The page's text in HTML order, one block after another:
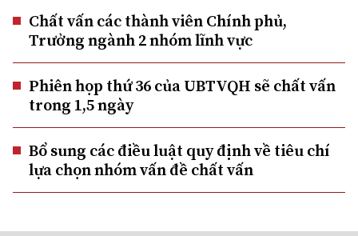
Chất vấn các thành viên Chính phủ,
Trưởng ngành 2 nhóm lĩnh vực
Phiên họp thứ 36 của UBTVQH sẽ chất vấn
trong 1,5 ngày
Bổ sung các điều luật quy định về tiêu chí
lựa chọn nhóm vấn đề chất vấn